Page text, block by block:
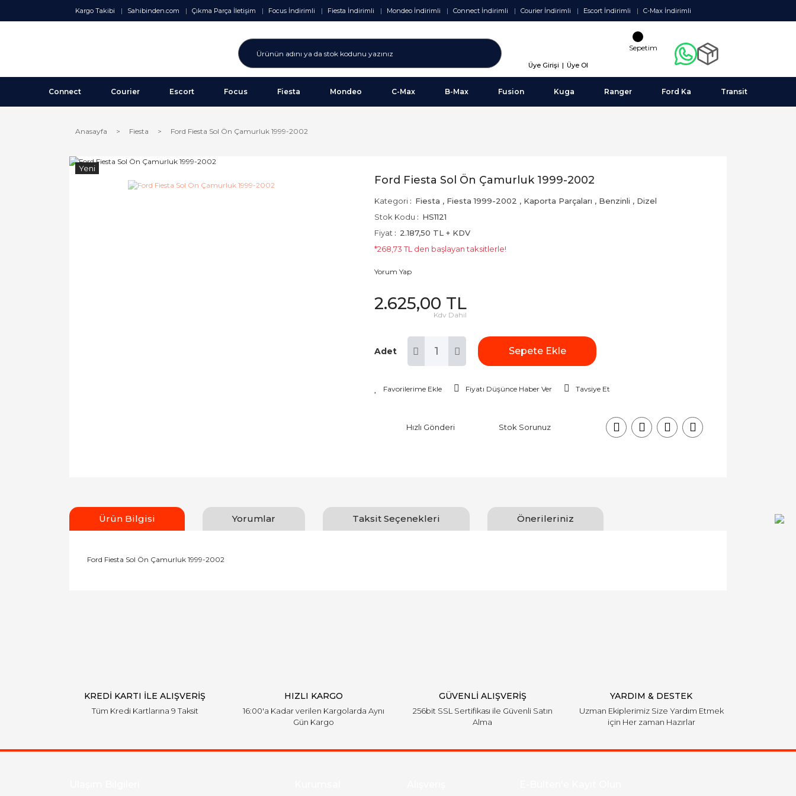
Kargo Takibi Sahibinden.com Çıkma Parça İletişim Focus İndirimli Fiesta İndirimli Mondeo İndirimli Connect İndirimli Courier İndirimli Escort İndirimli C-Max İndirimli
Üye Girişi | Üye Ol
Sepetim
Connect Courier Escort Focus Fiesta Mondeo C-Max B-Max Fusion Kuga Ranger Ford Ka Transit
Anasayfa Fiesta Ford Fiesta Sol Ön Çamurluk 1999-2002
Yeni
Ford Fiesta Sol Ön Çamurluk 1999-2002
Kategori Fiesta , Fiesta 1999-2002 , Kaporta Parçaları , Benzinli , Dizel
Stok Kodu
HS1121
Fiyat
2.187,50 TL + KDV
*268,73 TL den başlayan taksitlerle!
Yorum Yap
2.625,00 TL
Kdv Dahil
Adet Sepete Ekle
Fiyatı Düşünce Haber Ver Tavsiye Et
Hızlı Gönderi Stok Sorunuz
Ürün Bilgisi Yorumlar Taksit Seçenekleri Önerileriniz
Ford Fiesta Sol Ön Çamurluk 1999-2002
KREDİ KARTI İLE ALIŞVERİŞ
Tüm Kredi Kartlarına 9 Taksit
HIZLI KARGO
16:00'a Kadar verilen Kargolarda Aynı
Gün Kargo
GÜVENLİ ALIŞVERİŞ
256bit SSL Sertifikası ile Güvenli Satın
Alma
YARDIM & DESTEK
Uzman Ekiplerimiz Size Yardım Etmek
için Her zaman Hazırlar